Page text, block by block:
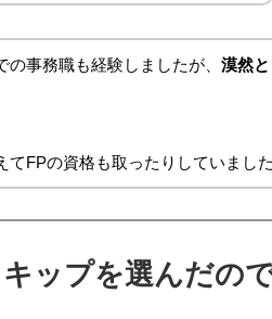
の事務職も経験しましたが、漠然
FPの資格も取ったりしていました
ップを選んだの